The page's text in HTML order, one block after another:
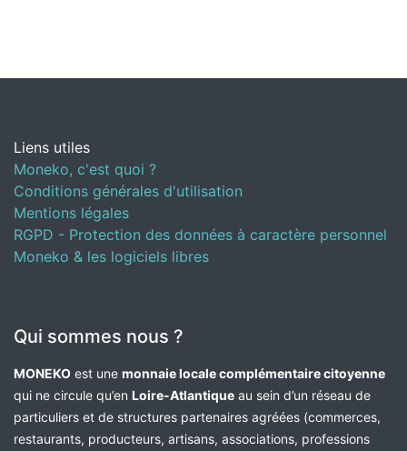
Liens utiles
Moneko, c'est quoi ?
Conditions générales d'utilisation
Mentions légales
RGPD - Protection des données à caractère personnel
Moneko & les logiciels libres
Qui sommes nous ?
MONEKO est une monnaie locale complémentaire citoyenne
qui ne circule qu’en Loire-Atlantique au sein d’un réseau de
particuliers et de structures partenaires agréées (commerces,
restaurants, producteurs, artisans, associations, professions